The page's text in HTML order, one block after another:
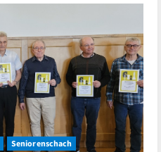
Seniorenschach